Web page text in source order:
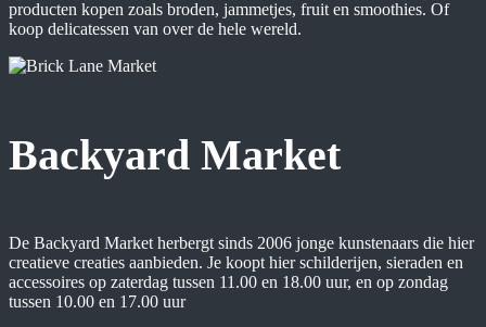
producten kopen zoals broden, jammetjes, fruit en smoothies. Of
koop delicatessen van over de hele wereld.
Backyard Market
De Backyard Market herbergt sinds 2006 jonge kunstenaars die hier
creatieve creaties aanbieden. Je koopt hier schilderijen, sieraden en
accessoires op zaterdag tussen 11.00 en 18.00 uur, en op zondag
tussen 10.00 en 17.00 uur